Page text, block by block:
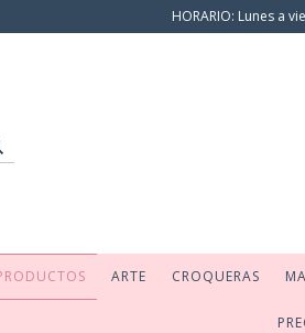
HORARIO: Lunes a
ARTE CROQUERAS